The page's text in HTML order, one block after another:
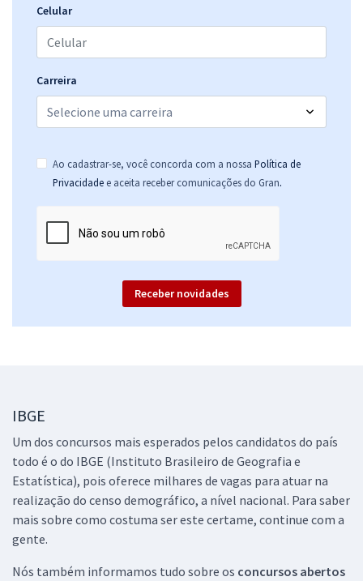
IBGE - Instituto Brasileiro de Geografia e Estatística (Temporário) -
Agente Operacional Regional (AOR) - Pós-edital
ou 12x de
R$
Economize R$ 29,70 (-20%)
Comprar
IBGE - Instituto Brasileiro de Geografia e Estatística (Temporário) -
Agente Censitário de Qualidade (ACQ) - Pós-edital
IBGE - Instituto Brasileiro de Geografia e Estatística (Temporário) -
Agente Censitário de Informática (ACI) - Pós-edital
R$ 118,80à vista
ou 12x deR$9,90
Comprar
Celular
Carreira
Ao cadastrar-se, você concorda com a nossa Política de
Privacidade e aceita receber comunicações do Gran.
Receber novidades
IBGE
Um dos concursos mais esperados pelos candidatos do país
todo é o do IBGE (Instituto Brasileiro de Geografia e
Estatística), pois oferece milhares de vagas para atuar na
realização do censo demográfico, a nível nacional. Para saber
mais sobre como costuma ser este certame, continue com a
gente.
Nós também informamos tudo sobre os concursos abertos